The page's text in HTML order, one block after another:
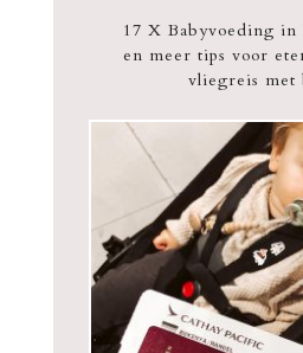
17 X Babyvoeding
en meer tips voor
vliegreis met